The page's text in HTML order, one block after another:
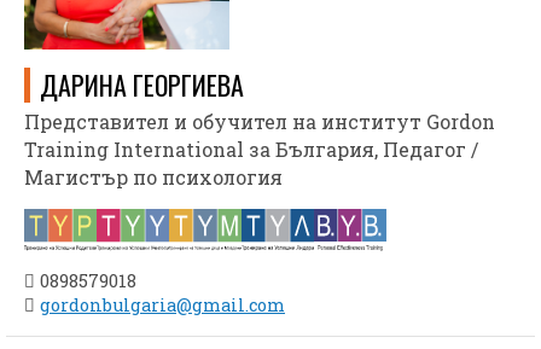
ДАРИНА ГЕОРГИЕВА
Представител и обучител на институт Gordon
Training International за България, Педагог /
Магистър по психология
0898579018
gordonbulgaria@gmail.com